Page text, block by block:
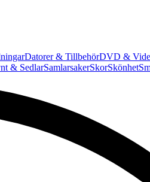
Datorer & TillbehörDVD &
& SedlarSamlarsakerSkorSkönhet